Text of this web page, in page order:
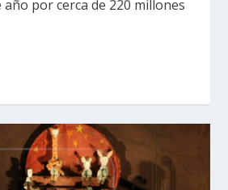
por cerca de 220 millones